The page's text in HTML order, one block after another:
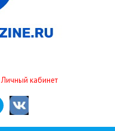
Личный кабинет